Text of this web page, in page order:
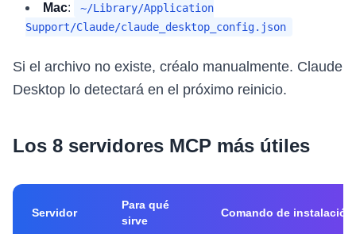
Mac:
~/Library/Application
Support/Claude/claude_desktop_config.json
Si el archivo no existe, créalo manualmente. Claude
Desktop lo detectará en el próximo reinicio.
Los 8 servidores MCP más útiles
Servidor
Para qué
sirve
Comando de instalación